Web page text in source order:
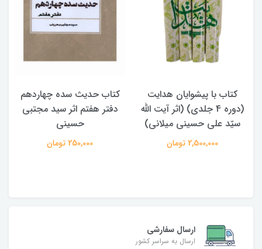
با پیشوایان هدایت
(دوره 4 جلدی) (اثر آیت الله
علی حسینی میلانی)
کتاب حدیث سده چهاردهم
دفتر هفتم اثر سید مجتبی
کتاب
ارسال سفارشی
ارسال به سراسر کشور